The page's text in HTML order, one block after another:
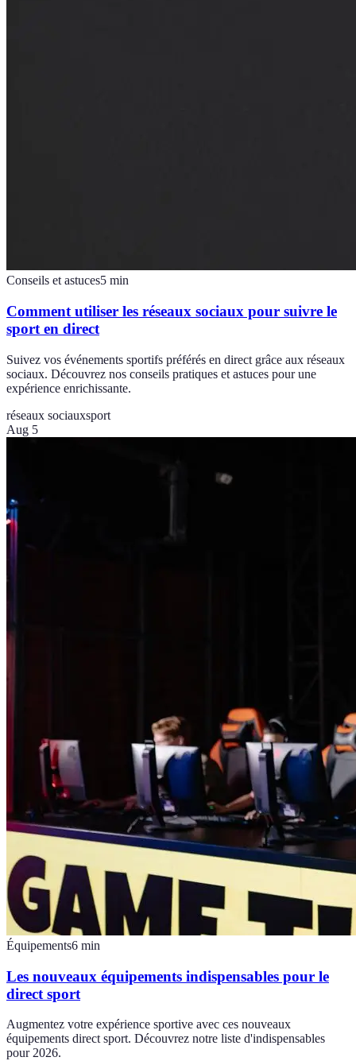
Conseils et astuces5 min
Comment utiliser les réseaux sociaux pour suivre le
sport en direct
Suivez vos événements sportifs préférés en direct grâce aux réseaux
sociaux. Découvrez nos conseils pratiques et astuces pour une
expérience enrichissante.
réseaux sociauxsport
Aug 5
Équipements6 min
Les nouveaux équipements indispensables pour le
direct sport
Augmentez votre expérience sportive avec ces nouveaux
équipements direct sport. Découvrez notre liste d'indispensables
pour 2026.